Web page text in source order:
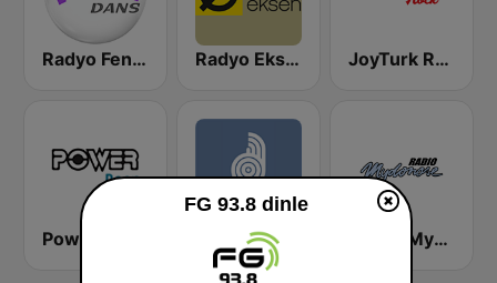
Radyo Fenomen Dans Radyo Eksen JoyTurk Rock
Dinamo FM Radyo Mydonose
FG 93.8 dinle